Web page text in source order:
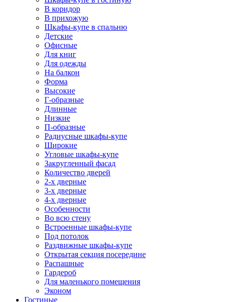
В коридор
В прихожую
Шкафы-купе в спальню
Детские
Офисные
Для книг
Для одежды
На балкон
Форма
Высокие
Г-образные
Длинные
Низкие
П-образные
Радиусные шкафы-купе
Широкие
Угловые шкафы-купе
Закругленный фасад
Количество дверей
2-х дверные
3-х дверные
4-х дверные
Особенности
Во всю стену
Встроенные шкафы-купе
Под потолок
Раздвижные шкафы-купе
Открытая секция посередине
Распашные
Гардероб
Для маленького помещения
Эконом
Гостиные